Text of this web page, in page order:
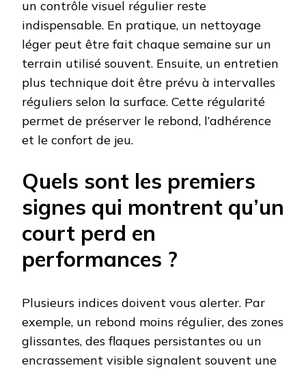
un contrôle visuel régulier reste
indispensable. En pratique, un nettoyage
léger peut être fait chaque semaine sur un
terrain utilisé souvent. Ensuite, un entretien
plus technique doit être prévu à intervalles
réguliers selon la surface. Cette régularité
permet de préserver le rebond, l’adhérence
et le confort de jeu.
Quels sont les premiers
signes qui montrent qu’un
court perd en
performances ?
Plusieurs indices doivent vous alerter. Par
exemple, un rebond moins régulier, des zones
glissantes, des flaques persistantes ou un
encrassement visible signalent souvent une